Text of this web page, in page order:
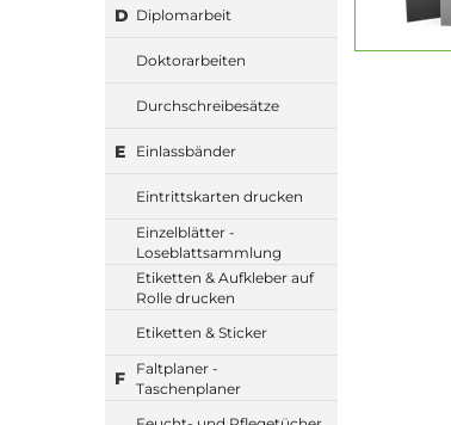
D Diplomarbeit
Doktorarbeiten
Durchschreibesätze
E Einlassbänder
Eintrittskarten drucken
Einzelblätter -
Loseblattsammlung
Etiketten & Aufkleber auf
Rolle drucken
Etiketten & Sticker
F
Faltplaner -
Taschenplaner